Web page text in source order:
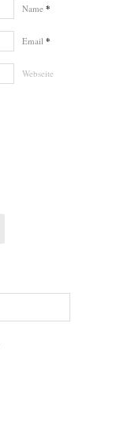
Name *
Email *
Webseite